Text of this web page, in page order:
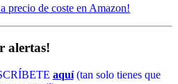
alertas!
aquí(tan solo tienes que